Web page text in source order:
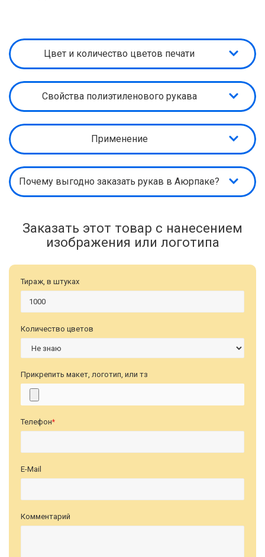
Цвет и количество цветов печати
Свойства полиэтиленового рукава
Применение
Почему выгодно заказать рукав в Аюрпаке?
Заказать этот товар с нанесением
изображения или логотипа
Тираж, в штуках
Количество цветов
Прикрепить макет, логотип, или тз
Телефон*
E-Mail
Комментарий